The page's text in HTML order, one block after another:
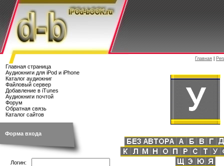
Главная
Главная страница
Аудиокниги для iPod и iPhone
Каталог аудиокниг
Файловый сервер
Добавление в iTunes
Аудиокниги почтой
Форум
Обратная связь
Каталог сайтов
Форма входа
Логин: